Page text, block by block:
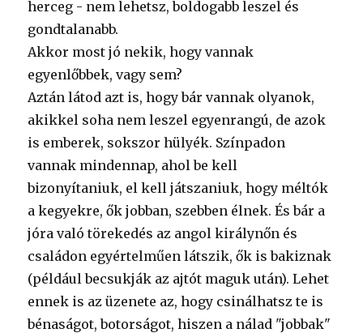
herceg - nem lehetsz, boldogabb leszel és
gondtalanabb.
Akkor most jó nekik, hogy vannak
egyenlőbbek, vagy sem?
Aztán látod azt is, hogy bár vannak olyanok,
akikkel soha nem leszel egyenrangú, de azok
is emberek, sokszor hülyék. Színpadon
vannak mindennap, ahol be kell
bizonyítaniuk, el kell játszaniuk, hogy méltók
a kegyekre, ők jobban, szebben élnek. És bár a
jóra való törekedés az angol királynőn és
családon egyértelműen látszik, ők is bakiznak
(például becsukják az ajtót maguk után). Lehet
ennek is az üzenete az, hogy csinálhatsz te is
bénaságot, botorságot, hiszen a nálad "jobbak"